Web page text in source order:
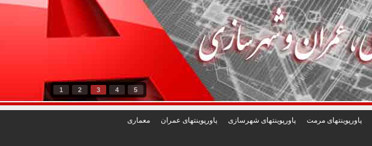
1 2 3 4 5
پاورپوينتهای مرمت پاورپوينتهای شهرسازی پاورپوينتهای عمران معماری